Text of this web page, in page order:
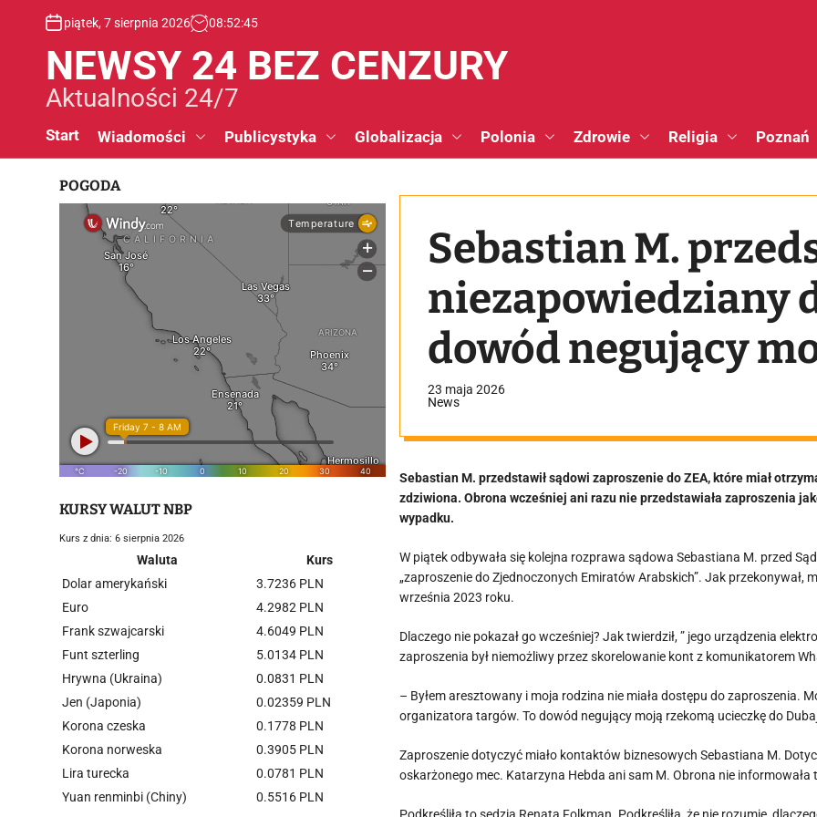
piątek, 7 sierpnia 2026 08:52:45
NEWSY 24 BEZ CENZURY
Aktualności 24/7
Start Wiadomości Publicystyka Globalizacja Polonia Zdrowie Religia Poznań
Sebastian M.
niezapowiedziany
dowód negujący
ucieczkę do Dubaju”
23 maja 2026
News
Sebastian M. przedstawił sądowi zaproszenie do ZEA, które miał
zdziwiona. Obrona wcześniej ani razu nie przedstawiała zaproszenia
wypadku.
W piątek odbywała się kolejna rozprawa sądowa Sebastiana M. przed
„zaproszenie do Zjednoczonych Emiratów Arabskich”. Jak przekonywał,
września 2023 roku.
Dlaczego nie pokazał go wcześniej? Jak twierdził, ” jego urządzenia
zaproszenia był niemożliwy przez skorelowanie kont z komunikatorem
– Byłem aresztowany i moja rodzina nie miała dostępu do zaproszenia.
organizatora targów. To dowód negujący moją rzekomą ucieczkę do
Zaproszenie dotyczyć miało kontaktów biznesowych Sebastiana M.
oskarżonego mec. Katarzyna Hebda ani sam M. Obrona nie
POGODA
KURSY WALUT NBP
Kurs z dnia: 6 sierpnia 2026
Waluta
Kurs
Dolar amerykański
3.7236 PLN
Euro
4.2982 PLN
Frank szwajcarski
4.6049 PLN
Funt szterling
5.0134 PLN
Hrywna (Ukraina)
0.0831 PLN
Jen (Japonia)
0.02359 PLN
Korona czeska
0.1778 PLN
Korona norweska
0.3905 PLN
Lira turecka
0.0781 PLN
Yuan renminbi (Chiny)
0.5516 PLN